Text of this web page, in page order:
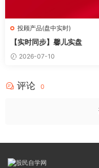
投顾产品(盘中实时)
【实时同步】馨儿实盘
2026-07-10
评论 0